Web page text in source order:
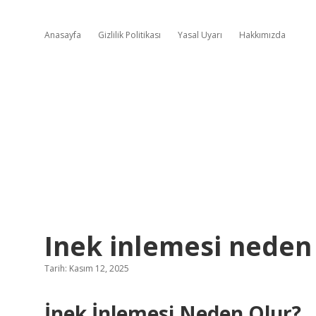
Anasayfa Gizlilik Politikası Yasal Uyarı Hakkımızda
Inek inlemesi
Tarih: Kasım 12, 2025